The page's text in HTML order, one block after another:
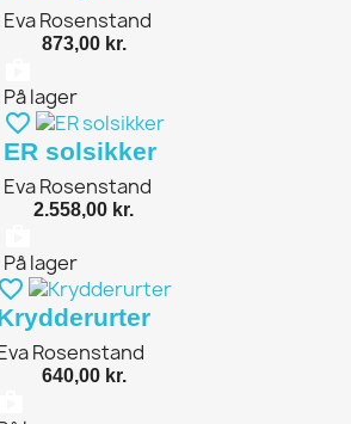
Eva Rosenstand
873,00 kr.
På lager
favorite_border
ER solsikker
Eva Rosenstand
2.558,00 kr.
På lager
favorite_border
Rosenstand
640,00 kr.